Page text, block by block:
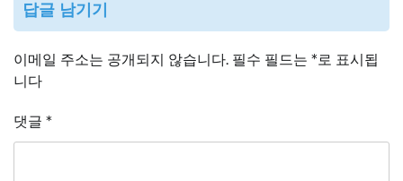
답글 남기기
이메일 주소는 공개되지 않습니다. 필수 필드는 *로 표시됩
니다
댓글 *